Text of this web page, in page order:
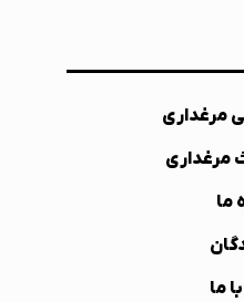
مرغداری
مرغداری
ما
ما